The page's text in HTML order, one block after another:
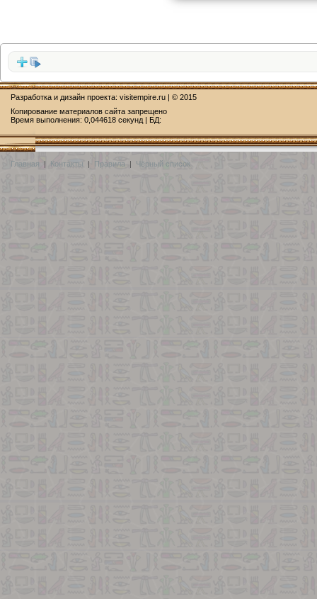
Разработка и дизайн проекта: visitempire.ru | © 2015
Копирование материалов сайта запрещено
Время выполнения: 0,044618 секунд | БД:
Главная | Контакты | Правила | Чёрный список